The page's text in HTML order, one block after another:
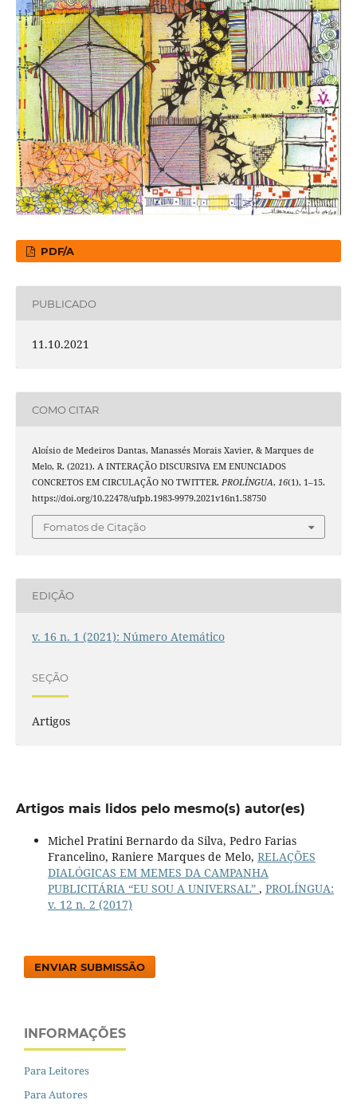
PDF/A
PUBLICADO
11.10.2021
COMO CITAR
Aloísio de Medeiros Dantas, Manassés Morais Xavier, & Marques de
Melo, R. (2021). A INTERAÇÃO DISCURSIVA EM ENUNCIADOS
CONCRETOS EM CIRCULAÇÃO NO TWITTER. PROLÍNGUA, 16(1), 1–15.
https://doi.org/10.22478/ufpb.1983-9979.2021v16n1.58750
Fomatos de Citação
EDIÇÃO
v. 16 n. 1 (2021): Número Atemático
SEÇÃO
Artigos
Artigos mais lidos pelo mesmo(s) autor(es)
Michel Pratini Bernardo da Silva, Pedro Farias
Francelino, Raniere Marques de Melo, RELAÇÕES
DIALÓGICAS EM MEMES DA CAMPANHA
PUBLICITÁRIA “EU SOU A UNIVERSAL” , PROLÍNGUA:
v. 12 n. 2 (2017)
ENVIAR SUBMISSÃO
INFORMAÇÕES
Para Leitores
Para Autores